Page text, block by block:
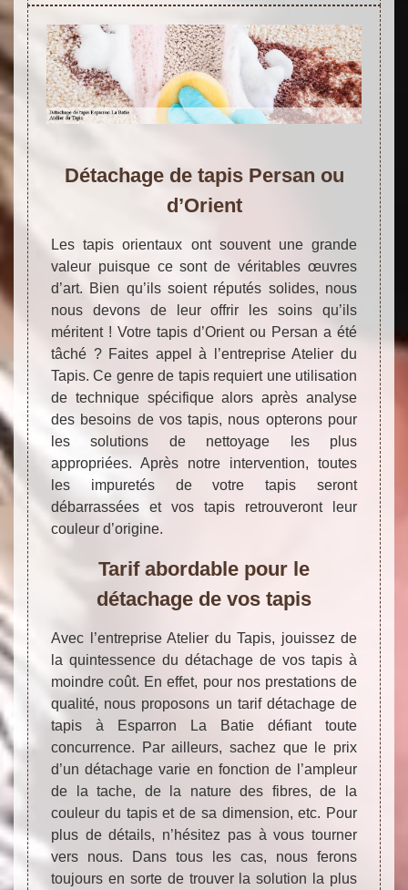
Détachage de tapis Persan ou
d’Orient
Les tapis orientaux ont souvent une grande
valeur puisque ce sont de véritables œuvres
d’art. Bien qu’ils soient réputés solides, nous
nous devons de leur offrir les soins qu’ils
méritent ! Votre tapis d’Orient ou Persan a été
tâché ? Faites appel à l’entreprise Atelier du
Tapis. Ce genre de tapis requiert une utilisation
de technique spécifique alors après analyse
des besoins de vos tapis, nous opterons pour
les solutions de nettoyage les plus
appropriées. Après notre intervention, toutes
les impuretés de votre tapis seront
débarrassées et vos tapis retrouveront leur
couleur d’origine.
Tarif abordable pour le
détachage de vos tapis
Avec l’entreprise Atelier du Tapis, jouissez de
la quintessence du détachage de vos tapis à
moindre coût. En effet, pour nos prestations de
qualité, nous proposons un tarif détachage de
tapis à Esparron La Batie défiant toute
concurrence. Par ailleurs, sachez que le prix
d’un détachage varie en fonction de l’ampleur
de la tache, de la nature des fibres, de la
couleur du tapis et de sa dimension, etc. Pour
plus de détails, n’hésitez pas à vous tourner
vers nous. Dans tous les cas, nous ferons
toujours en sorte de trouver la solution la plus